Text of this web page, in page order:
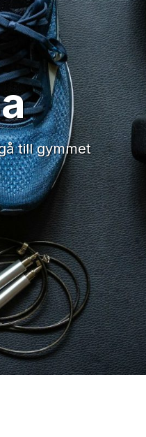
till gymmet